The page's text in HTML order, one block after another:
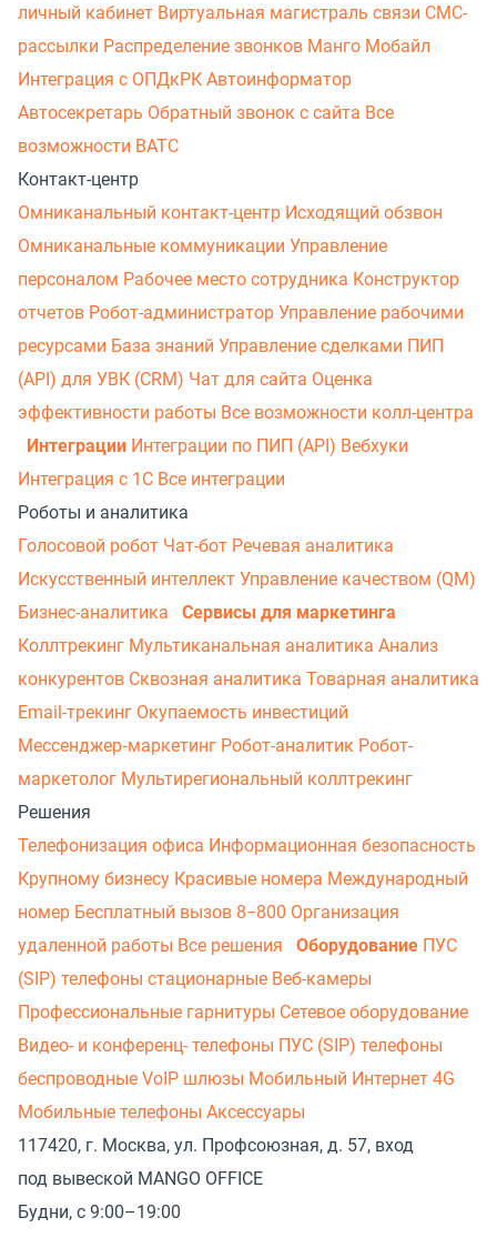
личный кабинет Виртуальная магистраль связи СМС-
рассылки Распределение звонков Манго Мобайл
Интеграция с ОПДкРК Автоинформатор
Автосекретарь Обратный звонок с сайта Все
возможности ВАТС
Контакт-центр
Омниканальный контакт-центр Исходящий обзвон
Омниканальные коммуникации Управление
персоналом Рабочее место сотрудника Конструктор
отчетов Робот-администратор Управление рабочими
ресурсами База знаний Управление сделками ПИП
(API) для УВК (CRM) Чат для сайта Оценка
эффективности работы Все возможности колл-центра
Интеграции Интеграции по ПИП (API) Вебхуки
Интеграция с 1С Все интеграции
Роботы и аналитика
Голосовой робот Чат-бот Речевая аналитика
Искусственный интеллект Управление качеством (QM)
Бизнес-аналитика
Сервисы для маркетинга
Коллтрекинг Мультиканальная аналитика Анализ
конкурентов Сквозная аналитика Товарная аналитика
Email-трекинг Окупаемость инвестиций
Мессенджер‑маркетинг Робот-аналитик Робот-
маркетолог Мультирегиональный коллтрекинг
Решения
Телефонизация офиса Информационная безопасность
Крупному бизнесу Красивые номера Международный
номер Бесплатный вызов 8−800 Организация
удаленной работы Все решения Оборудование ПУС
(SIP) телефоны стационарные Веб-камеры
Профессиональные гарнитуры Сетевое оборудование
Видео- и конференц- телефоны ПУС (SIP) телефоны
беспроводные VoIP шлюзы Мобильный Интернет 4G
Мобильные телефоны Аксессуары
117420, г. Москва, ул. Профсоюзная, д. 57, вход
под вывеской MANGO OFFICE
Будни, с 9:00–19:00